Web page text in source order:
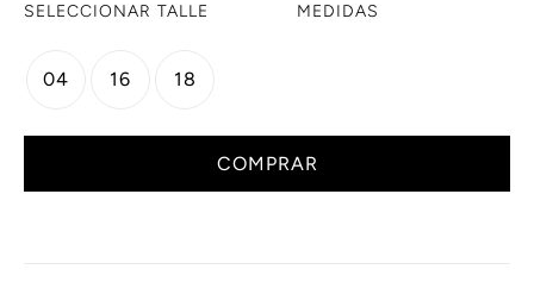
SELECCIONAR TALLE MEDIDAS
04 16 18
COMPRAR